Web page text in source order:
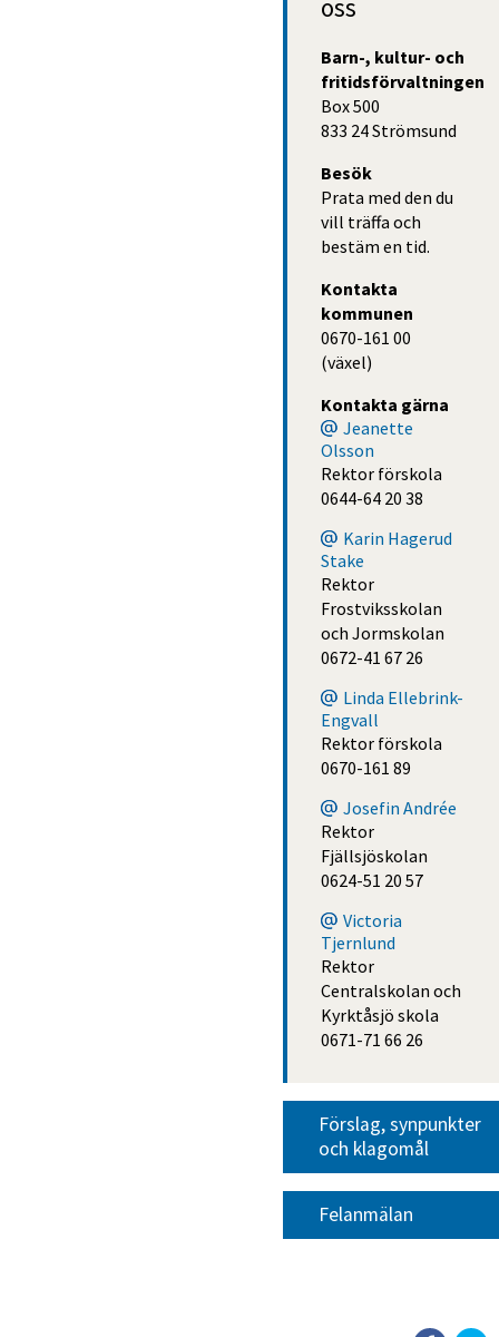
oss
Barn-, kultur- och
fritidsförvaltningen
Box 500
833 24 Strömsund
Besök
Prata med den du
vill träffa och
bestäm en tid.
Kontakta
kommunen
0670-161 00
(växel)
Kontakta gärna
Jeanette
Olsson
Rektor förskola
0644-64 20 38
Karin Hagerud
Stake
Rektor
Frostviksskolan
och Jormskolan
0672-41 67 26
Linda Ellebrink-
Engvall
Rektor förskola
0670-161 89
Josefin Andrée
Rektor
Fjällsjöskolan
0624-51 20 57
Victoria
Tjernlund
Rektor
Centralskolan och
Kyrktåsjö skola
0671-71 66 26
Förslag, synpunkter
och klagomål
Felanmälan